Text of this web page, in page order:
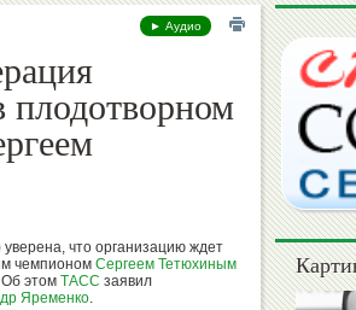
► Аудио
плодотворном
что организацию ждет
чемпионом Сергеем Тетюхиным
этом ТАСС заявил
Яременко.